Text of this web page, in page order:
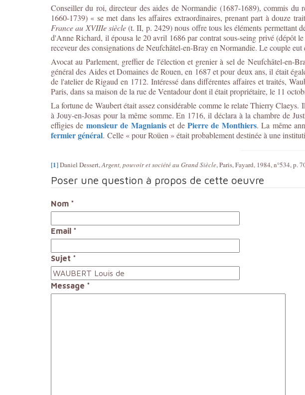
Conseiller du roi, directeur des aides de Normandie (1687-1689), commis
1660-1739) « se met dans les affaires extraordinaires, prenant part à douze
France au XVIIIe siècle(t. II, p. 2429) nous offre tous les éléments permettant
d'Anne Richard, il épousa le 20 avril 1686 par contrat sous-seing privé (dépôt
receveur des consignations de Neufchâtel-en-Bray en Normandie. Le couple
Avocat au Parlement, greffier de l'élection et grenier à sel de Neufchâtel-en-
général des Aides et Domaines de Rouen, en 1687 et pour deux ans, il était
de l'atelier de Rigaud en 1712. Intéressé dans différentes affaires et traités,
Paris, dans sa maison de la rue de Ventadour dont il était propriétaire, le 11
La fortune de Waubert était assez considérable comme le relate Thierry
à Jouy-en-Josas pour la même somme. En 1716, il déclara à la chambre de
effigies de monsieur de Magnianiset dePierre de Monthiers. La même
fermier général. Celle « pour Roüen » était probablement destinée à une
[1]Daniel Dessert,Argent, pouvoir et société au Grand Siècle, Paris, Fayard, 1984, n°534, p.
Poser une question à propos de cette oeuvre
Nom *
Email *
Sujet *
Message *